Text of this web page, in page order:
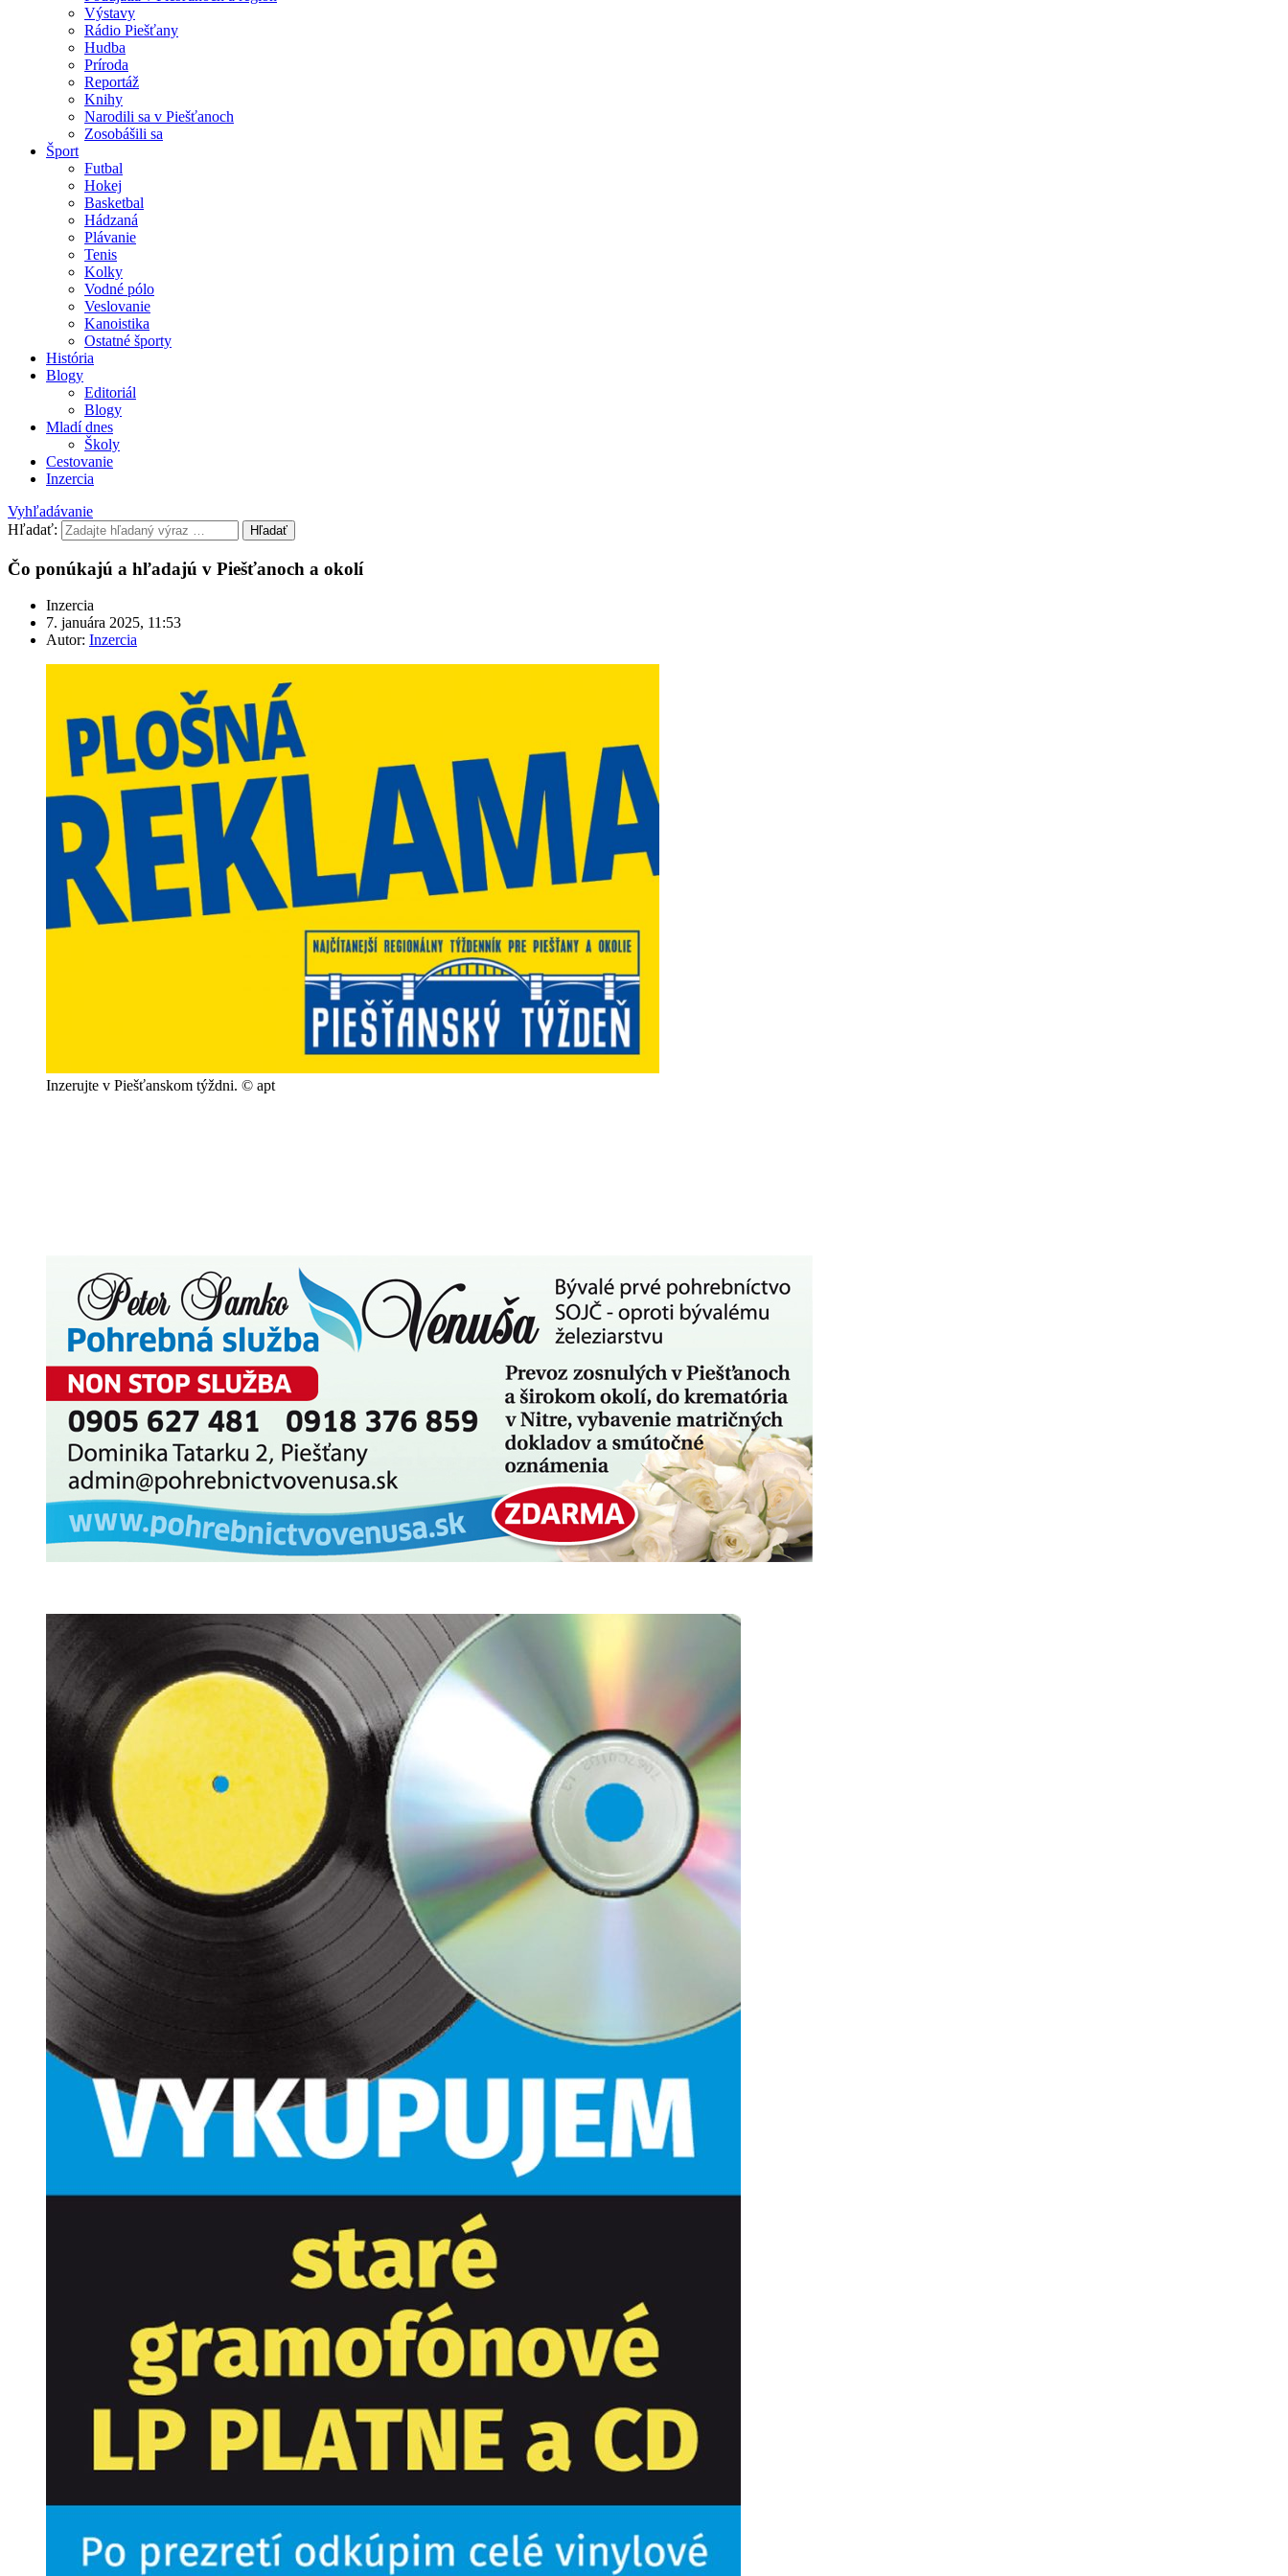
Výstavy
Rádio Piešťany
Hudba
Príroda
Reportáž
Knihy
Narodili sa v Piešťanoch
Zosobášili sa
Šport
Futbal
Hokej
Basketbal
Hádzaná
Plávanie
Tenis
Kolky
Vodné pólo
Veslovanie
Kanoistika
Ostatné športy
História
Blogy
Editoriál
Blogy
Mladí dnes
Školy
Cestovanie
Inzercia
Vyhľadávanie
Hľadať:
Hľadať
Čo ponúkajú a hľadajú v Piešťanoch a okolí
Inzercia
7. januára 2025, 11:53
Autor: Inzercia
Inzerujte v Piešťanskom týždni. © apt